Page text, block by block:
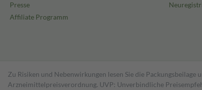
Presse
Affiliate Programm
Zu Risiken und Nebenwirkungen lesen Sie die
Arzneimittelpreisverordnung. UVP: Unverbindliche